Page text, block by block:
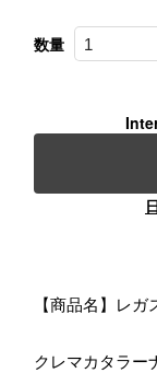
数量
【商品名】レ
クレマカタラー